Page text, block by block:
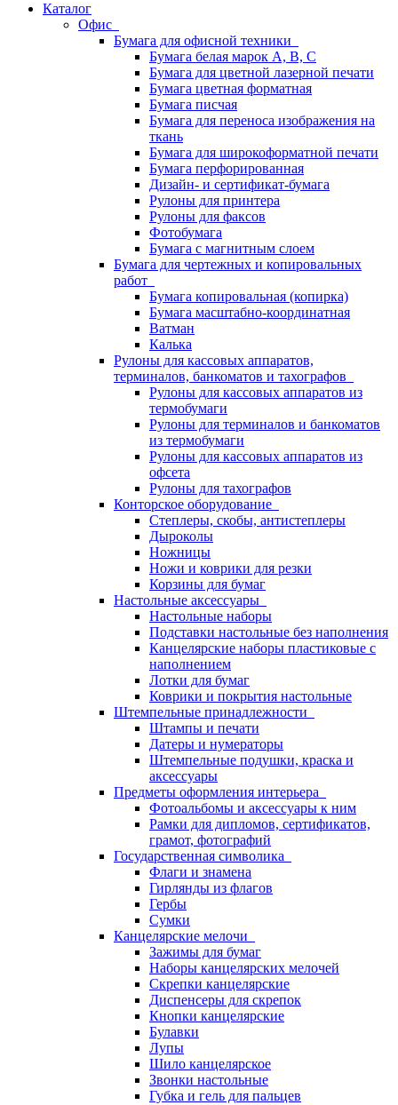
Каталог
Офис
Бумага для офисной техники
Бумага белая марок А, В, С
Бумага для цветной лазерной печати
Бумага цветная форматная
Бумага писчая
Бумага для переноса изображения на
ткань
Бумага для широкоформатной печати
Бумага перфорированная
Дизайн- и сертификат-бумага
Рулоны для принтера
Рулоны для факсов
Фотобумага
Бумага с магнитным слоем
Бумага для чертежных и копировальных
работ
Бумага копировальная (копирка)
Бумага масштабно-координатная
Ватман
Калька
Рулоны для кассовых аппаратов,
терминалов, банкоматов и тахографов
Рулоны для кассовых аппаратов из
термобумаги
Рулоны для терминалов и банкоматов
из термобумаги
Рулоны для кассовых аппаратов из
офсета
Рулоны для тахографов
Конторское оборудование
Степлеры, скобы, антистеплеры
Дыроколы
Ножницы
Ножи и коврики для резки
Корзины для бумаг
Настольные аксессуары
Настольные наборы
Подставки настольные без наполнения
Канцелярские наборы пластиковые с
наполнением
Лотки для бумаг
Коврики и покрытия настольные
Штемпельные принадлежности
Штампы и печати
Датеры и нумераторы
Штемпельные подушки, краска и
аксессуары
Предметы оформления интерьера
Фотоальбомы и аксессуары к ним
Рамки для дипломов, сертификатов,
грамот, фотографий
Государственная символика
Флаги и знамена
Гирлянды из флагов
Гербы
Сумки
Канцелярские мелочи
Зажимы для бумаг
Наборы канцелярских мелочей
Скрепки канцелярские
Диспенсеры для скрепок
Кнопки канцелярские
Булавки
Лупы
Шило канцелярское
Звонки настольные
Губка и гель для пальцев